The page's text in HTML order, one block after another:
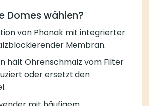
Domes wählen?
von Phonak mit integrierter
Membran.
hält Ohrenschmalz vom Filter
oder ersetzt den